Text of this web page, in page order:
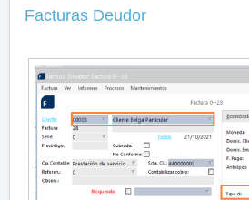
Facturas Deudor